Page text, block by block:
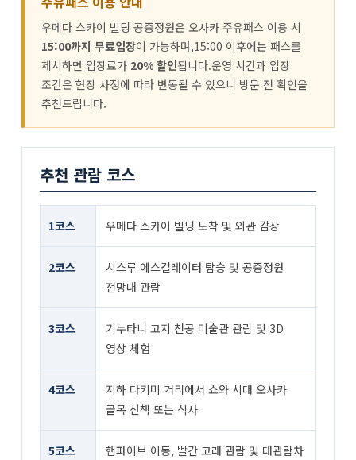
우메다 스카이 빌딩 공중정원은 오사카 주유패스 이용 시
15:00까지 무료입장이 가능하며,15:00 이후에는 패스를
제시하면 입장료가 20% 할인됩니다.운영 시간과 입장
조건은 현장 사정에 따라 변동될 수 있으니 방문 전 확인을
추천드립니다.
추천 관람 코스
1코스 우메다 스카이 빌딩 도착 및 외관 감상
2코스
시스루 에스컬레이터 탑승 및 공중정원
전망대 관람
3코스
기누타니 고지 천공 미술관 관람 및 3D
영상 체험
4코스
지하 다키미 거리에서 쇼와 시대 오사카
골목 산책 또는 식사
5코스
햅파이브 이동, 빨간 고래 관람 및 대관람차